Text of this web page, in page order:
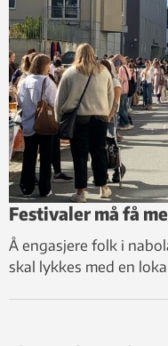
Festivaler må få
Å engasjere folk i
skal lykkes med en